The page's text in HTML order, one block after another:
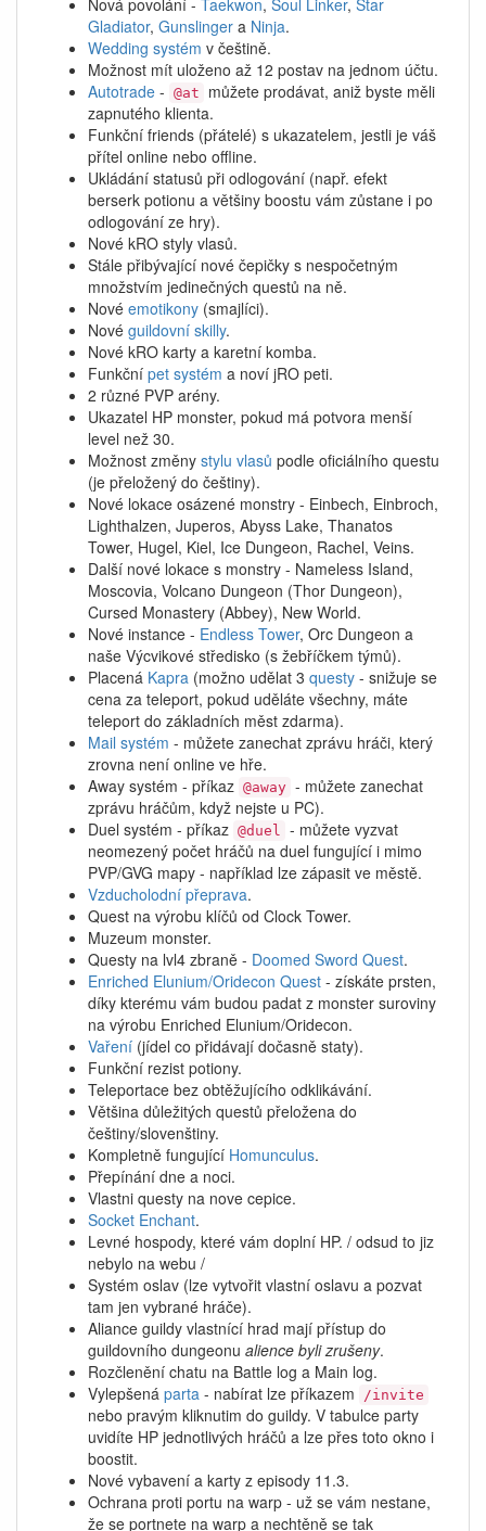
Gladiator, Gunslinger a Ninja.
Wedding systém v češtině.
Možnost mít uloženo až 12 postav na jednom účtu.
Autotrade - @at
můžete prodávat, aniž byste měli
zapnutého klienta.
Funkční friends (přátelé) s ukazatelem, jestli je váš
přítel online nebo offline.
Ukládání statusů při odlogování (např. efekt
berserk potionu a většiny boostu vám zůstane i po
odlogování ze hry).
Nové kRO styly vlasů.
Stále přibývající nové čepičky s nespočetným
množstvím jedinečných questů na ně.
Nové emotikony (smajlíci).
Nové guildovní skilly.
Nové kRO karty a karetní komba.
Funkční pet systém a noví jRO peti.
2 různé PVP arény.
Ukazatel HP monster, pokud má potvora menší
level než 30.
Možnost změny stylu vlasů podle oficiálního questu
(je přeložený do češtiny).
Nové lokace osázené monstry - Einbech, Einbroch,
Lighthalzen, Juperos, Abyss Lake, Thanatos
Tower, Hugel, Kiel, Ice Dungeon, Rachel, Veins.
Další nové lokace s monstry - Nameless Island,
Moscovia, Volcano Dungeon (Thor Dungeon),
Cursed Monastery (Abbey), New World.
Nové instance - Endless Tower, Orc Dungeon a
naše Výcvikové středisko (s žebříčkem týmů).
Placená Kapra (možno udělat 3 questy - snižuje se
cena za teleport, pokud uděláte všechny, máte
teleport do základních měst zdarma).
Mail systém - můžete zanechat zprávu hráči, který
zrovna není online ve hře.
Away systém - příkaz @away - můžete zanechat
zprávu hráčům, když nejste u PC).
Duel systém - příkaz @duel
- můžete vyzvat
neomezený počet hráčů na duel fungující i mimo
PVP/GVG mapy - například lze zápasit ve městě.
Vzducholodní přeprava.
Quest na výrobu klíčů od Clock Tower.
Muzeum monster.
Questy na lvl4 zbraně - Doomed Sword Quest.
Enriched Elunium/Oridecon Quest - získáte prsten,
díky kterému vám budou padat z monster suroviny
na výrobu Enriched Elunium/Oridecon.
Vaření (jídel co přidávají dočasně staty).
Funkční rezist potiony.
Teleportace bez obtěžujícího odklikávání.
Většina důležitých questů přeložena do
češtiny/slovenštiny.
Kompletně fungující Homunculus.
Přepínání dne a noci.
Vlastni questy na nove cepice.
Socket Enchant.
Levné hospody, které vám doplní HP. / odsud to jiz
nebylo na webu /
Systém oslav (lze vytvořit vlastní oslavu a pozvat
tam jen vybrané hráče).
Aliance guildy vlastnící hrad mají přístup do
guildovního dungeonu alience byli zrušeny.
Rozčlenění chatu na Battle log a Main log.
Vylepšená parta - nabírat lze příkazem /invite
nebo pravým kliknutim do guildy. V tabulce party
uvidíte HP jednotlivých hráčů a lze přes toto okno i
boostit.
Nové vybavení a karty z episody 11.3.
Ochrana proti portu na warp - už se vám nestane,
že se portnete na warp a nechtěně se tak